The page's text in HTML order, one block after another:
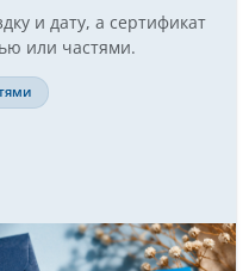
и дату, а сертификат
или частями.